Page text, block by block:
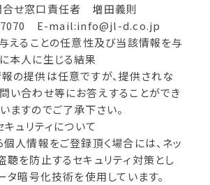
合せ窓口責任者 増田義則
7070 E-mail:info@jl-d.co.jp
与えることの任意性及び当該情報を与
本人に生じる結果
の提供は任意ですが、提供されな
い合わせ等にお答えすることができ
ますのでご了承下さい。
キュリティについて
個人情報をご登録頂く場合には、ネッ
聴を防止するセキュリティ対策とし
タ暗号化技術を使用しています。